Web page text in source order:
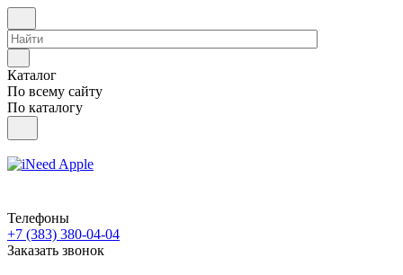
Каталог
По всему сайту
По каталогу
Телефоны
+7 (383) 380-04-04
Заказать звонок